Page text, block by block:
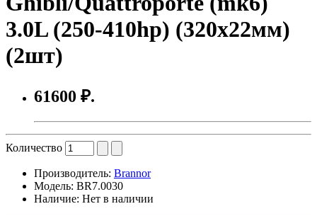
3.0L (250-410hp) (320x22мм)
(2шт)
61600 ₽.
Количество
Производитель: Brannor
Модель: BR7.0030
Наличие: Нет в наличии